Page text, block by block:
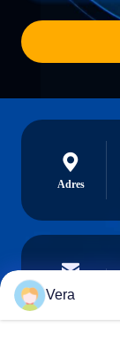
Adres
E-mail
Vera